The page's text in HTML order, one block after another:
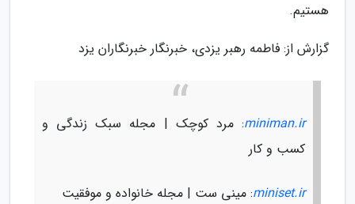
هستیم.
گزارش از: فاطمه رهبر یزدی، خبرنگار خبرنگاران یزد
miniman.ir: مرد کوچک | مجله سبک زندگی و
کسب و کار
miniset.ir: مینی ست | مجله خانواده و موفقیت